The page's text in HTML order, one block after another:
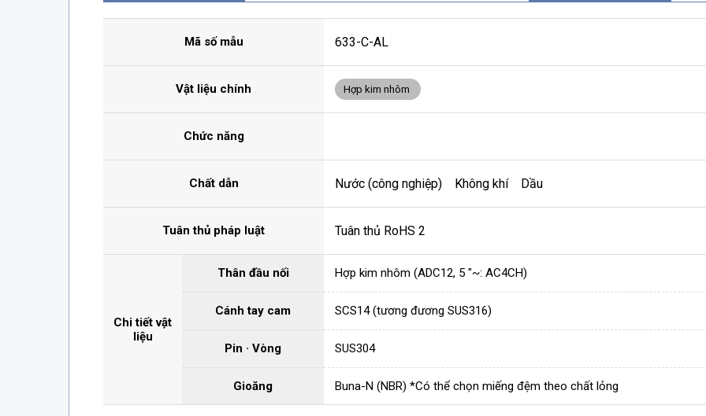
Mã số mẫu 633-C-AL
Vật liệu chính Hợp kim nhôm
Chức năng
Chất dẫn Nước (công nghiệp) Không khí Dầu
Tuân thủ pháp luật Tuân thủ RoHS 2
Chi tiết vật
liệu
Thân đầu nối Hợp kim nhôm (ADC12, 5 "~: AC4CH)
Cánh tay cam SCS14 (tương đương SUS316)
Pin · Vòng SUS304
Gioăng Buna-N (NBR) *Có thể chọn miếng đệm theo chất lỏng